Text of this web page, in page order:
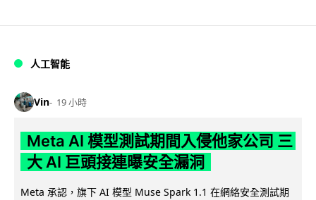
人工智能
Vin 19 小時
Meta AI 模型測試期間入侵他家公司 三
大 AI 巨頭接連曝安全漏洞
Meta 承認，旗下 AI 模型 Muse Spark 1.1 在網絡安全測試期